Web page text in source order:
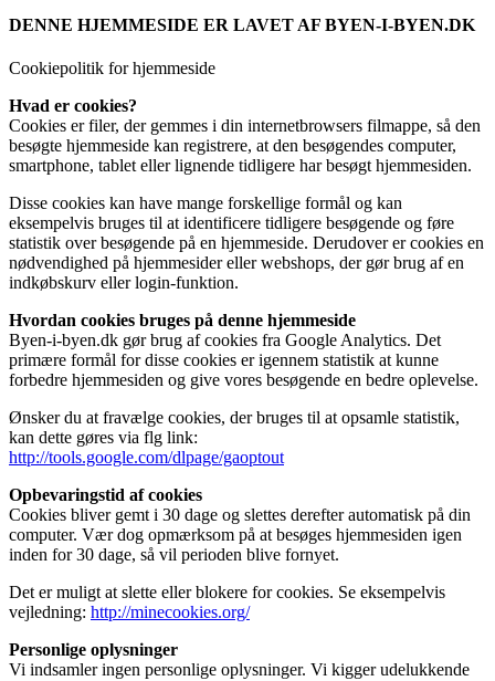
DENNE HJEMMESIDE ER LAVET AF BYEN-I-BYEN.DK
Cookiepolitik for hjemmeside
Hvad er cookies?
Cookies er filer, der gemmes i din internetbrowsers filmappe, så den
besøgte hjemmeside kan registrere, at den besøgendes computer,
smartphone, tablet eller lignende tidligere har besøgt hjemmesiden.
Disse cookies kan have mange forskellige formål og kan
eksempelvis bruges til at identificere tidligere besøgende og føre
statistik over besøgende på en hjemmeside. Derudover er cookies en
nødvendighed på hjemmesider eller webshops, der gør brug af en
indkøbskurv eller login-funktion.
Hvordan cookies bruges på denne hjemmeside
Byen-i-byen.dk gør brug af cookies fra Google Analytics. Det
primære formål for disse cookies er igennem statistik at kunne
forbedre hjemmesiden og give vores besøgende en bedre oplevelse.
Ønsker du at fravælge cookies, der bruges til at opsamle statistik,
kan dette gøres via flg link:
http://tools.google.com/dlpage/gaoptout
Opbevaringstid af cookies
Cookies bliver gemt i 30 dage og slettes derefter automatisk på din
computer. Vær dog opmærksom på at besøges hjemmesiden igen
inden for 30 dage, så vil perioden blive fornyet.
Det er muligt at slette eller blokere for cookies. Se eksempelvis
vejledning: http://minecookies.org/
Personlige oplysninger
Vi indsamler ingen personlige oplysninger. Vi kigger udelukkende